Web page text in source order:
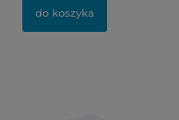
do koszyka